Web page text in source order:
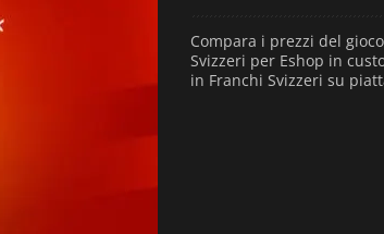
Compara i prezzi del
Svizzeri per Eshop in
in Franchi Svizzeri su